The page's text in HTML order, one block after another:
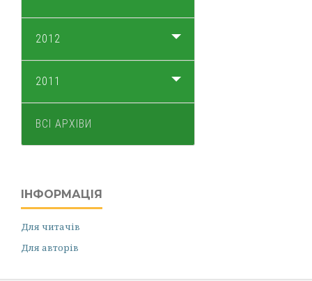
2012
2011
ВСІ АРХІВИ
ІНФОРМАЦІЯ
Для читачів
Для авторів